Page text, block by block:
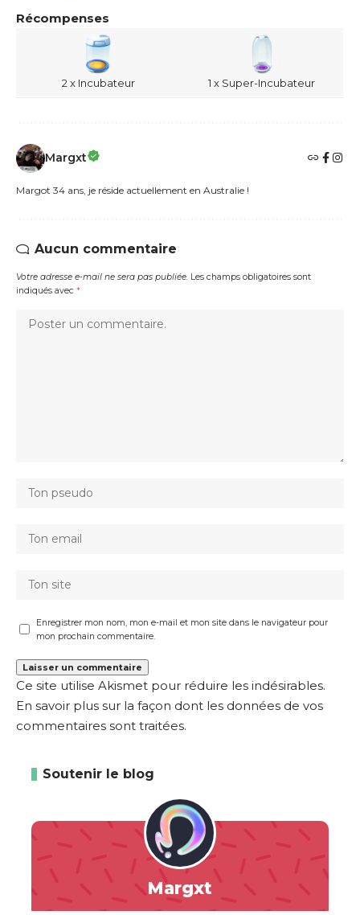
Récompenses
2 x Incubateur 1 x Super-Incubateur
Margxt
Margot 34 ans, je réside actuellement en Australie !
Aucun commentaire
Votre adresse e-mail ne sera pas publiée. Les champs obligatoires sont
indiqués avec *
Enregistrer mon nom, mon e-mail et mon site dans le navigateur pour
mon prochain commentaire.
Ce site utilise Akismet pour réduire les indésirables.
En savoir plus sur la façon dont les données de vos
commentaires sont traitées.
Soutenir le blog
Margxt